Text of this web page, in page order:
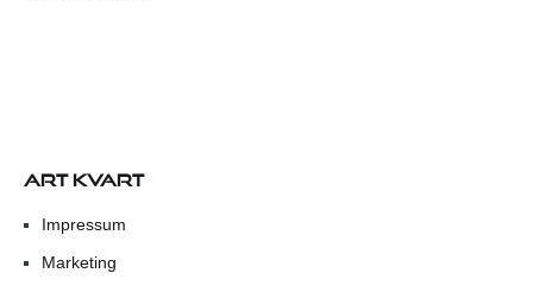
ART KVART
Impressum
Marketing